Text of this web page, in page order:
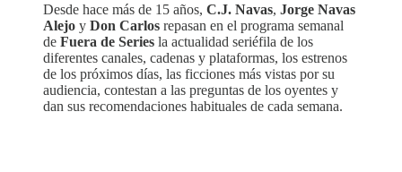
Desde hace más de 15 años, C.J. Navas, Jorge Navas
Alejo y Don Carlos repasan en el programa semanal
de Fuera de Series la actualidad seriéfila de los
diferentes canales, cadenas y plataformas, los estrenos
de los próximos días, las ficciones más vistas por su
audiencia, contestan a las preguntas de los oyentes y
dan sus recomendaciones habituales de cada semana.